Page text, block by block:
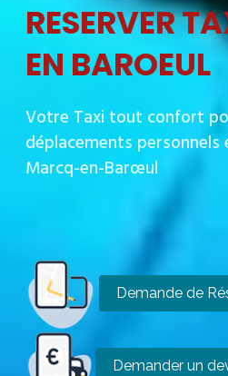
RESERVER
EN BAROEUL
Votre Taxi tout confort
déplacements
Marcq-en-Barœul
Demande de
Demander un